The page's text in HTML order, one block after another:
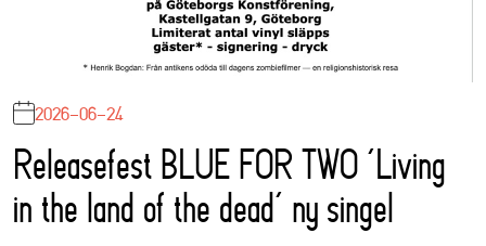
2026-06-24
Releasefest BLUE FOR TWO ‘Living
in the land of the dead’ ny singel